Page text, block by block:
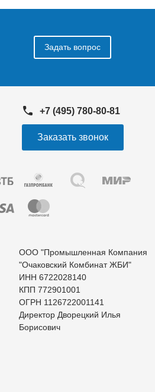
Задать вопрос
+7 (495) 780-80-81
Заказать звонок
ООО "Промышленная Компания
"Очаковский Комбинат ЖБИ"
ИНН 6722028140
КПП 772901001
ОГРН 1126722001141
Директор Дворецкий Илья
Борисович